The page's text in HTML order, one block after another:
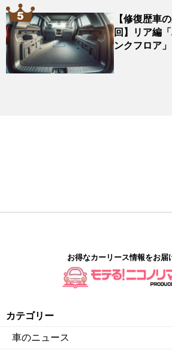
【修復歴車
回】リア編
ンクフロア」
お得なカーリース情報をお届
カテゴリー
車のニュース